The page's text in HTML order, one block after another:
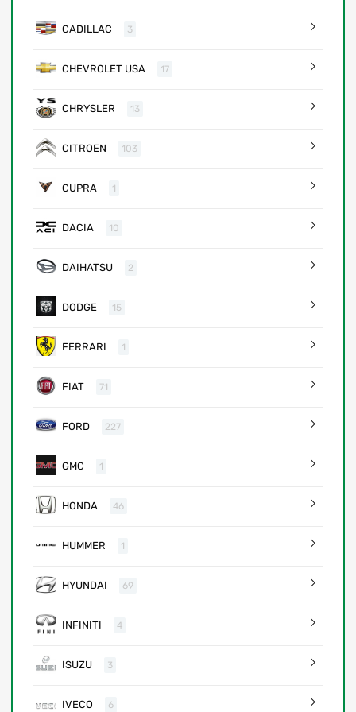
CADILLAC 3
CHEVROLET USA 17
CHRYSLER 13
CITROEN 103
CUPRA 1
DACIA 10
DAIHATSU 2
DODGE 15
FERRARI 1
FIAT 71
FORD 227
GMC 1
HONDA 46
HUMMER 1
HYUNDAI 69
INFINITI 4
ISUZU 3
IVECO 6